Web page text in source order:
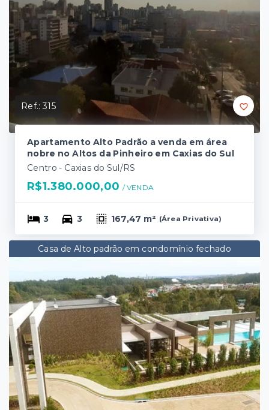
Ref.:315
Apartamento Alto Padrão a venda em área
nobre no Altos da Pinheiro em Caxias do Sul
Centro - Caxias do Sul/RS
R$1.380.000,00 / VENDA
3 3 167,47 m² (Área Privativa)
Casa de Alto padrão em condomínio fechado